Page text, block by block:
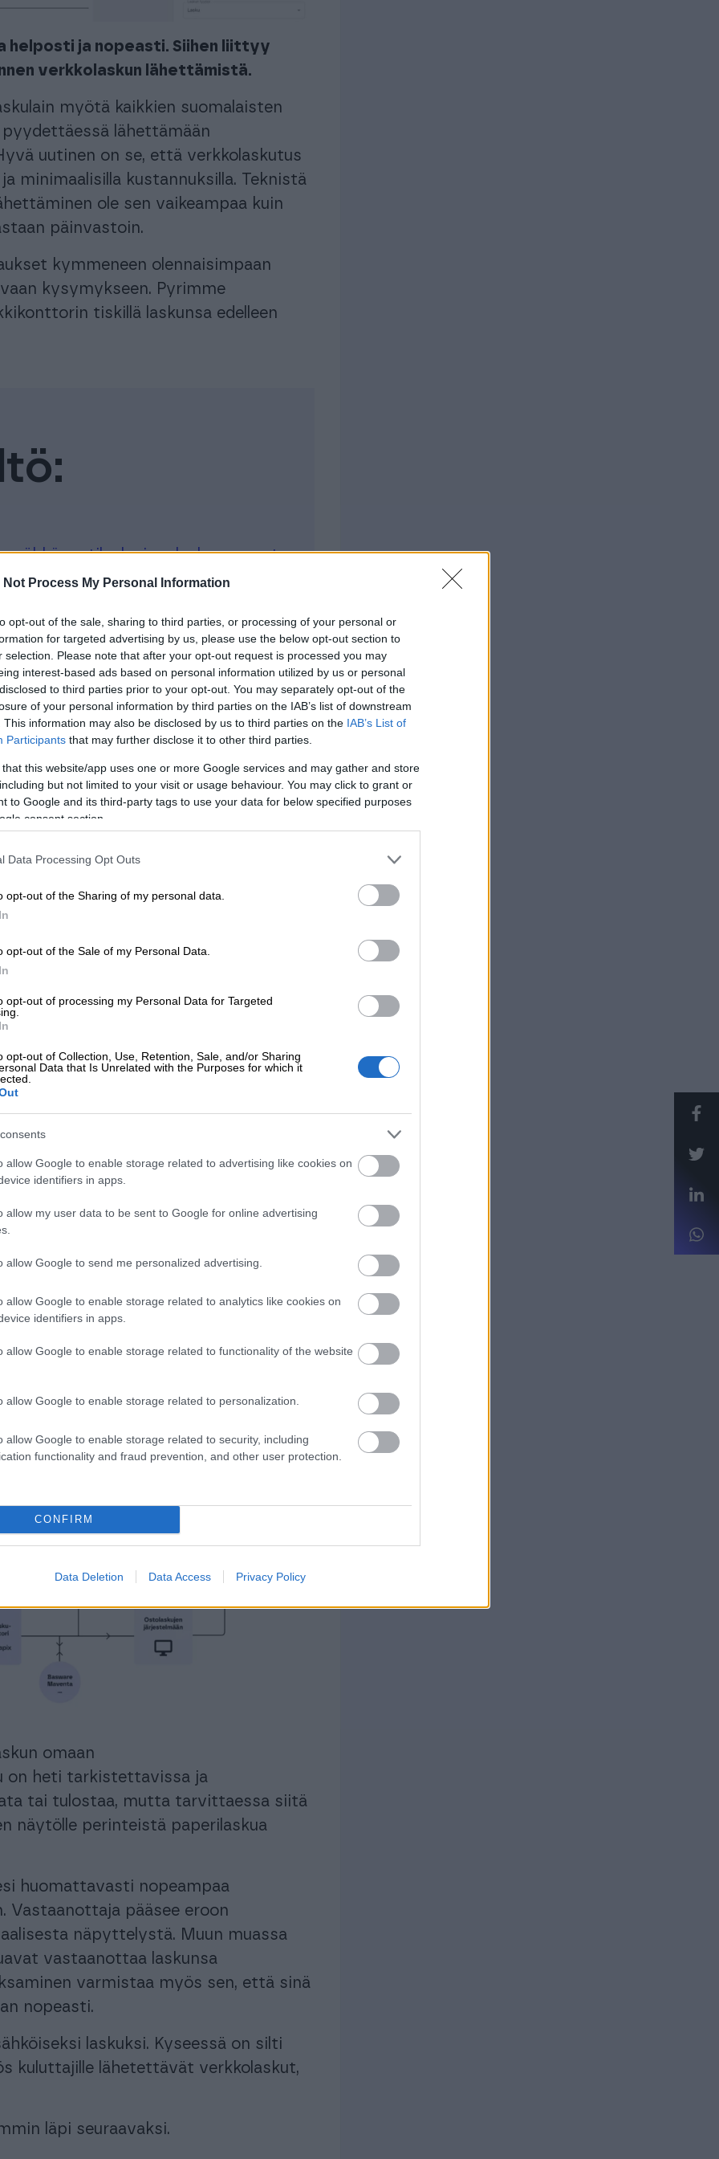
Not Process My Personal Information
opt-out of the sale, sharing to third parties, or processing of your personal or
for targeted advertising by us, please use the below opt-out section to
selection. Please note that after your opt-out request is processed you may
interest-based ads based on personal information utilized by us or personal
to third parties prior to your opt-out. You may separately opt-out of the
of your personal information by third parties on the IAB’s list of downstream
This information may also be disclosed by us to third parties on the IAB’s List of
Participants that may further disclose it to other third parties.
that this website/app uses one or more Google services and may gather and store
but not limited to your visit or usage behaviour. You may click to grant or
to Google and its third-party tags to use your data for below specified purposes
consent section.
Data Processing Opt Outs
opt-out of the Sharing of my personal data.
opt-out of the Sale of my Personal Data.
opt-out of processing my Personal Data for Targeted
opt-out of Collection, Use, Retention, Sale, and/or Sharing
Data that Is Unrelated with the Purposes for which it
allow Google to enable storage related to advertising like cookies on
identifiers in apps.
allow my user data to be sent to Google for online advertising
allow Google to send me personalized advertising.
allow Google to enable storage related to analytics like cookies on
identifiers in apps.
allow Google to enable storage related to functionality of the website
allow Google to enable storage related to personalization.
allow Google to enable storage related to security, including
functionality and fraud prevention, and other user protection.
CONFIRM
Data Deletion Data Access Privacy Policy
helposti ja nopeasti. Siihen liittyy
verkkolaskun lähettämistä.
myötä kaikkien suomalaisten
lähettämään
uutinen on se, että verkkolaskutus
minimaalisilla kustannuksilla. Teknistä
ole sen vaikeampaa kuin
päinvastoin.
kymmeneen olennaisimpaan
kysymykseen. Pyrimme
tiskillä laskunsa edelleen
sähköpostilasku ja e-lasku eroavat
pienyrittäjälle?
2020?
vaatii ja miten aloitan
vastaanottaminen käytännössä
saan verkkolaskuosoitteen?
ja vastaanottaminen maksavat?
organisaatiolle lähetettävää
digitaalisessa ja koneluettavassa
tarvitse sen kummempaa
lähettämiseenkään.
tukeva laskutusohjelma, kuten
verkkolaskuoperaattorin avulla
voit ajatella ikään kuin
vastaanottaa laskut ja välittää ne
omaan
on heti tarkistettavissa ja
tai tulostaa, mutta tarvittaessa siitä
näytölle perinteistä paperilaskua
huomattavasti nopeampaa
Vastaanottaja pääsee eroon
näpyttelystä. Muun muassa
vastaanottaa laskunsa
varmistaa myös sen, että sinä
nopeasti.
laskuksi. Kyseessä on silti
kuluttajille lähetettävät verkkolaskut,
läpi seuraavaksi.